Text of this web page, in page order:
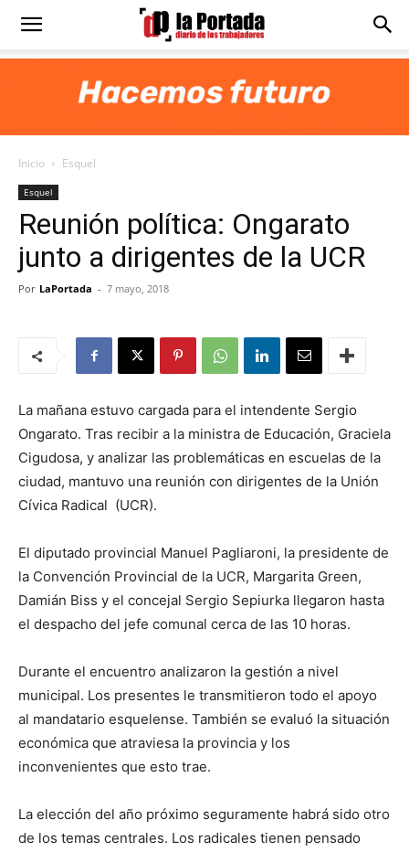
Diario
Portada
Inicio Esquel
Esquel
Reunión política: Ongarato
junto a dirigentes de la UCR
Por LaPortada - 7 mayo, 2018
La mañana estuvo cargada para el intendente Sergio
Ongarato. Tras recibir a la ministra de Educación, Graciela
Cigudosa, y analizar las problemáticas en escuelas de la
ciudad, mantuvo una reunión con dirigentes de la Unión
Cívica Radical (UCR).
El diputado provincial Manuel Pagliaroni, la presidente de
la Convención Provincial de la UCR, Margarita Green,
Damián Biss y el concejal Sergio Sepiurka llegaron hasta
el despacho del jefe comunal cerca de las 10 horas.
Durante el encuentro analizaron la gestión a nivel
municipal. Los presentes le transmitieron todo el apoyo
al mandatario esquelense. También se evaluó la situación
económica que atraviesa la provincia y los
inconvenientes que esto trae.
La elección del año próximo seguramente habrá sido otro
de los temas centrales. Los radicales tienen pensado